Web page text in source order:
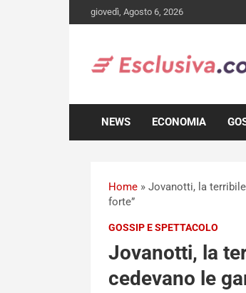
to
giovedì, Agosto 6, 2026
NEWS ECONOMIA
Home » Jovanotti, la
forte”
GOSSIP E SPETTACOLO
Jovanotti, la
cedevano le